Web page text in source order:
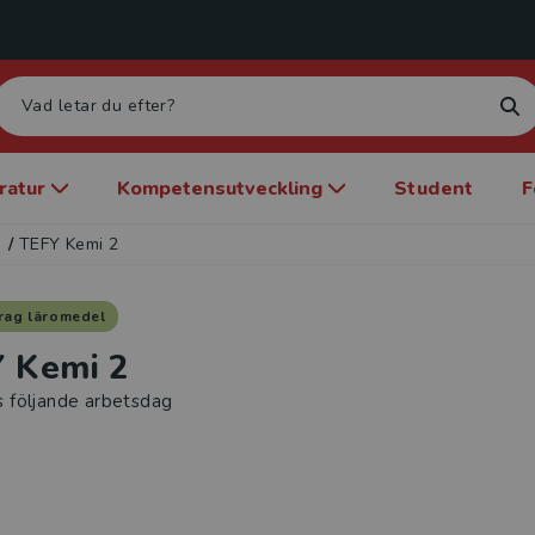
Kompetensutveckling Student
/ TEFY Kemi 2
läromedel
Kemi 2
följande arbetsdag